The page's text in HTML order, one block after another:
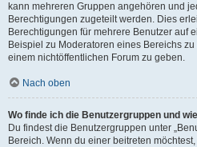
kann mehreren Gruppen angehören und
Berechtigungen zugeteilt werden. Dies
Berechtigungen für mehrere Benutzer auf
Beispiel zu Moderatoren eines Bereichs
einem nichtöffentlichen Forum zu geben.
Nach oben
Wo finde ich die Benutzergruppen und
Du findest die Benutzergruppen unter
Bereich. Wenn du einer beitreten